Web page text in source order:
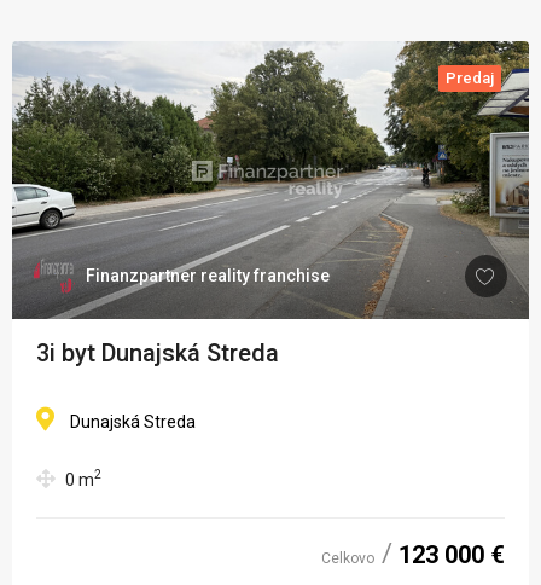
Predaj
Finanzpartner reality franchise
3i byt Dunajská Streda
Dunajská Streda
0 m2
Celkovo 123 000 €